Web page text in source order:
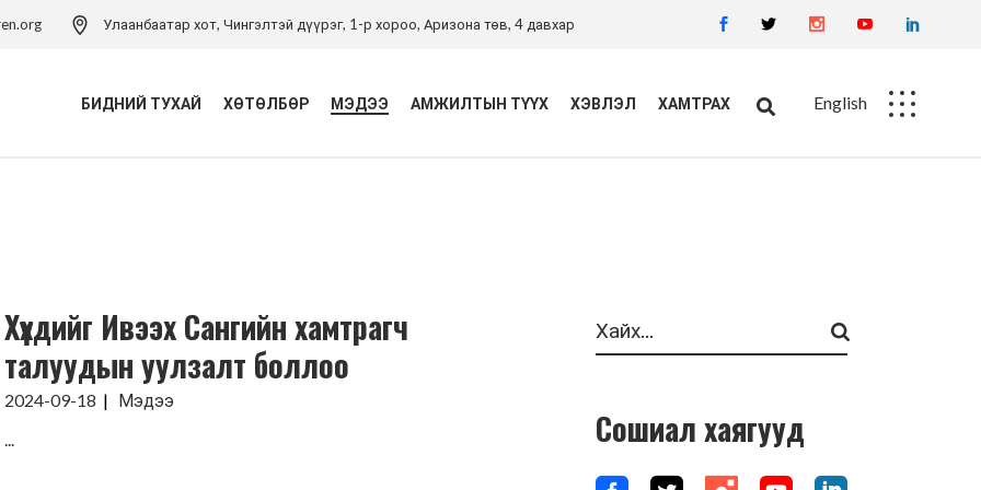
Улаанбаатар хот, Чингэлтэй дүүрэг, 1-р хороо, Аризона төв, 4 давхар
БИДНИЙ ТУХАЙ
Тэмдэглэлт ой
ХӨТӨЛБӨР
Хүүхдийн эрхийн засаглал
хөтөлбөр
МЭДЭЭ АМЖИЛТЫН ТҮҮХ ХЭВЛЭЛ ХАМТРАХ English
Хүүхдийг Ивээх Сангийн хамтрагч
талуудын уулзалт боллоо
2024-09-18
Мэдээ
...
Сошиал хаягууд